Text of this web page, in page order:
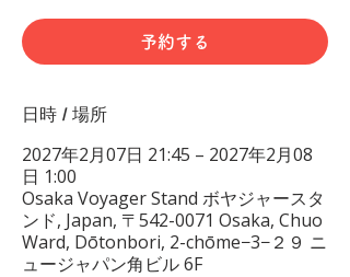
予約する
日時 / 場所
2027年2月07日 21:45 – 2027年2月08
日 1:00
Osaka Voyager Stand ボヤジャースタ
ンド, Japan, 〒542-0071 Osaka, Chuo
Ward, Dōtonbori, 2-chōme−3−２９ ニ
ュージャパン角ビル 6F